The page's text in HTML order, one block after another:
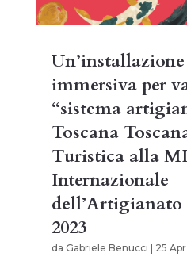
immersiva per
“sistema
Toscana
Turistica alla
Internazionale
dell’Artigianato
2023
da Gabriele Benucci | 25